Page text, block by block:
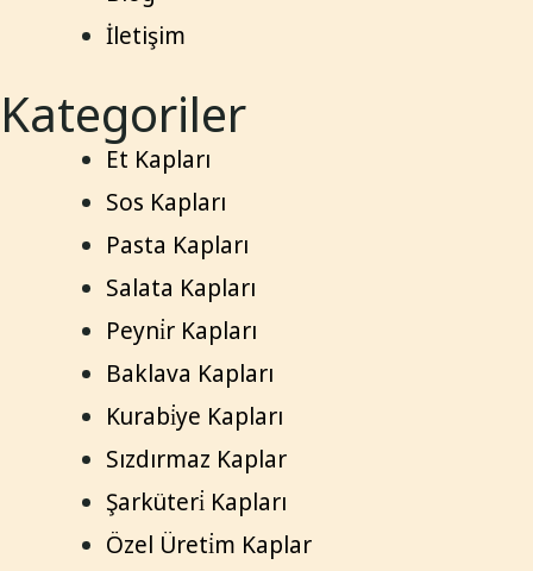
İletişim
Kategoriler
Et Kapları
Sos Kapları
Pasta Kapları
Salata Kapları
Peyni̇r Kapları
Baklava Kapları
Kurabi̇ye Kapları
Sızdırmaz Kaplar
Şarküteri̇ Kapları
Özel Üreti̇m Kaplar